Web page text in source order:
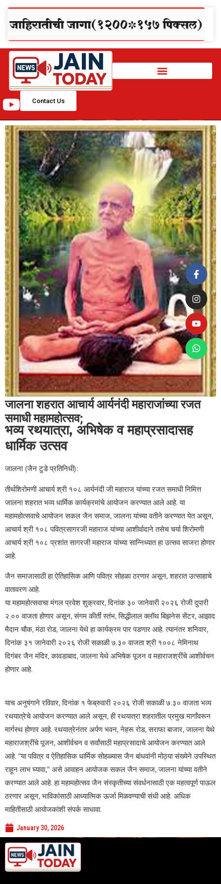
Contact Us
जालना शहरात आचार्य आर्यनंदी महाराजांच्या रजत
समाधी महामहोत्सव;
भव्य रथयात्रा, अभिषेक व महाप्रसादासह
धार्मिक उत्सव
जालना (जैन टुडे प्रतिनिधी):
तीर्थशिरोमणी आचार्य श्री १०८ आर्यनंदी जी महाराज यांच्या रजत समाधी निमित्त
जालना शहरात भव्य धार्मिक कार्यक्रमांचे आयोजन करण्यात आले आहे. या
महामहोत्सवाचे आयोजन सकल जैन समाज, जालना यांच्या वतीने करण्यात येत असून,
आचार्य श्री १०८ पवित्रसागरजी महाराज यांच्या आशीर्वादाने तसेच चर्या शिरोमणी
आचार्य श्री १०८ प्रशांत सागरजी महाराज यांच्या सान्निध्यात हा उत्सव साजरा होणार
आहे.
जैन समाजासाठी हा ऐतिहासिक आणि पवित्र सोहळा ठरणार असून, शहरात उत्साहाचे
वातावरण आहे.
या महामहोत्सवाचा मंगल प्रवेश शुक्रवार, दिनांक ३० जानेवारी २०२६ रोजी दुपारी
२.०० वाजता होणार असून, संगम कीर्ती स्तंभ, सिद्धीलाल क्लॉथ बिझनेस सेंटर, आझाद
मैदान चौक, मंठा रोड, जालना येथे हा कार्यक्रम पार पडणार आहे. त्यानंतर शनिवार,
दिनांक ३१ जानेवारी २०२६ रोजी सकाळी ७.३० वाजता श्री १००८ नेमिनाथ
दिगंबर जैन मंदिर, कावडाबाद, जालना येथे अभिषेक पूजन व महाराजश्रींचे आशीर्वचन
होणार आहे.
याच अनुषंगाने रविवार, दिनांक १ फेब्रुवारी २०२६ रोजी सकाळी ७.३० वाजता भव्य
रथयात्रेचे आयोजन करण्यात आले असून, ही रथयात्रा शहरातील प्रमुख मार्गांवरून
मार्गस्थ होणार आहे. रथयात्रेनंतर अर्पण भवन, नेहरू रोड, सराफा बाजार, जालना येथे
महाराजश्रींचे पूजन, आशीर्वचन व सर्वांसाठी महाप्रसादाचे आयोजन करण्यात आले
आहे. “या पवित्र व ऐतिहासिक धार्मिक सोहळ्यास जैन बांधवांनी मोठ्या संख्येने उपस्थित
राहून लाभ घ्यावा,” असे आवाहन आयोजक सकल जैन समाज, जालना यांच्या वतीने
करण्यात आले आहे. हा महामहोत्सव जैन संस्कृतीच्या संवर्धनासाठी एक महत्वपूर्ण पाऊल
ठरणार असून, भाविकांसाठी आध्यात्मिक ऊर्जा मिळवण्याची संधी आहे. अधिक
माहितीसाठी आयोजकांशी संपर्क साधावा.
January 30, 2026